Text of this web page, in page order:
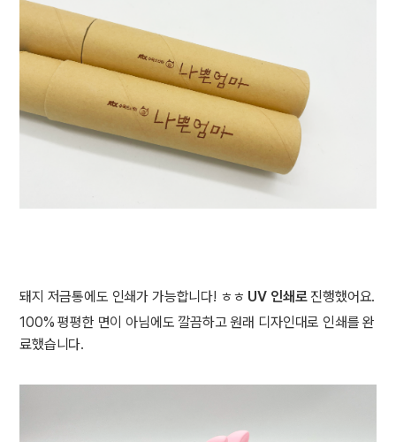
돼지 저금통에도 인쇄가 가능합니다! ㅎㅎ UV 인쇄로진행했어요.
100% 평평한 면이 아님에도 깔끔하고 원래 디자인대로 인쇄를 완
료했습니다.